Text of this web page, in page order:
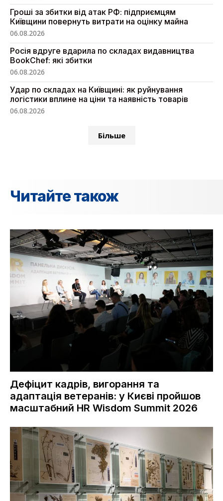
Гроші за збитки від атак РФ: підприємцям
Київщини повернуть витрати на оцінку майна
06.08.2026
Росія вдруге вдарила по складах видавництва
BookChef: які збитки
06.08.2026
Удар по складах на Київщині: як руйнування
логістики вплине на ціни та наявність товарів
06.08.2026
Більше
Читайте також
Дефіцит кадрів, вигорання та
адаптація ветеранів: у Києві пройшов
масштабний HR Wisdom Summit 2026